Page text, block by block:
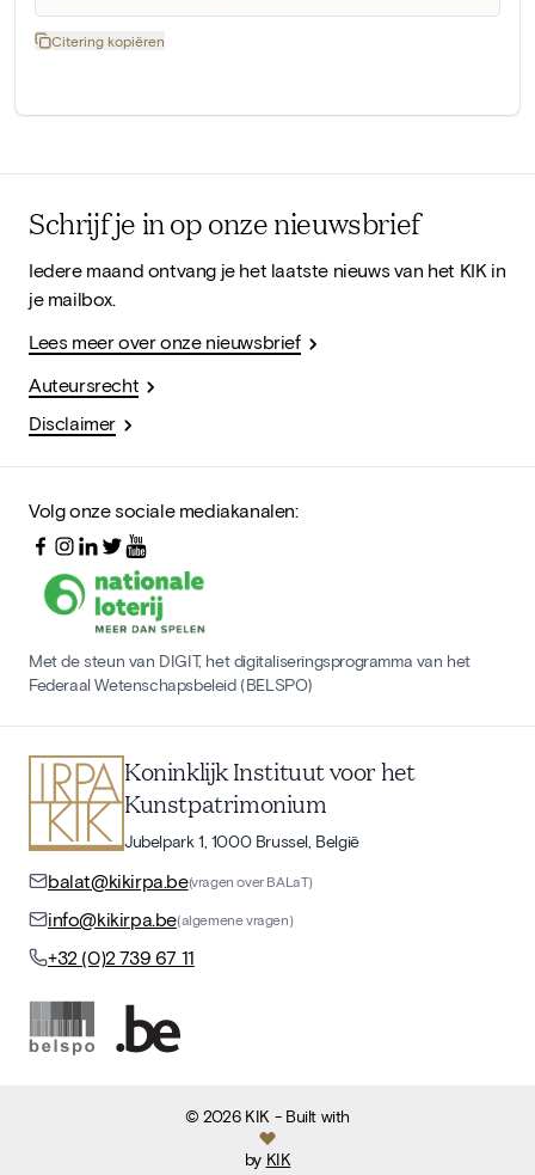
Citering kopiëren
Schrijf je in op onze nieuwsbrief
Iedere maand ontvang je het laatste nieuws van het KIK in
je mailbox.
Lees meer over onze nieuwsbrief
Auteursrecht
Disclaimer
Volg onze sociale mediakanalen:
Met de steun van DIGIT, het digitaliseringsprogramma van het
Federaal Wetenschapsbeleid (BELSPO)
Koninklijk Instituut voor het
Kunstpatrimonium
Jubelpark 1, 1000 Brussel, België
balat@kikirpa.be(vragen over BALaT)
info@kikirpa.be(algemene vragen)
+32 (0)2 739 67 11
©2026 KIK - Built with
by KIK